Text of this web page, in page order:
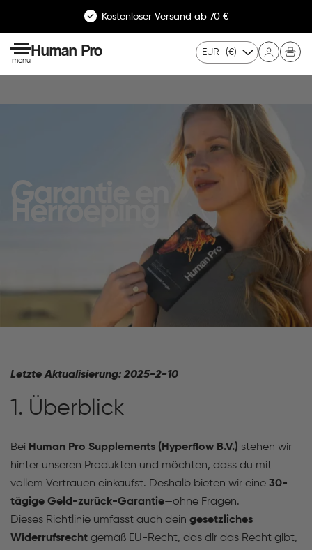
Kostenloser Versand ab 70 €
menu
Human Pro (€)
EUR
Garantie en
Herroeping
Letzte Aktualisierung: 2025-2-10
1. Überblick
Bei Human Pro Supplements (Hyperflow B.V.) stehen wir
hinter unseren Produkten und möchten, dass du mit
vollem Vertrauen einkaufst. Deshalb bieten wir eine 30-
tägige Geld-zurück-Garantie—ohne Fragen.
Dieses Richtlinie umfasst auch dein gesetzliches
Widerrufsrecht gemäß EU-Recht, das dir das Recht gibt,